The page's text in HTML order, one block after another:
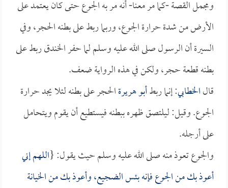
ومجمل القصة -كما مر معنا- أنه مر به الجوع حتى كان يعتمد على
الأرض من شدة حرارة الجوع، وربما ربط على بطنه الحجر، وفي
السيرة أن الرسول صلى الله عليه وسلم لما حفر الخندق ربط على
بطنه قطعة حجر، ولكن في هذه الرواية ضعف.
قالالخطابي: إنما ربطأبو هريرةالحجر على بطنه لئلا يجد حرارة
الجوع. وقيل: ليلتصق ظهره ببطنه فيستطيع أن يقوم ويتحامل
على أرجله.
والجوع تعوذ منه صلى الله عليه وسلم حيث يقول: {اللهم إني
أعوذ بك من الجوع فإنه بئس الضجيع، وأعوذ بك من الخيانة